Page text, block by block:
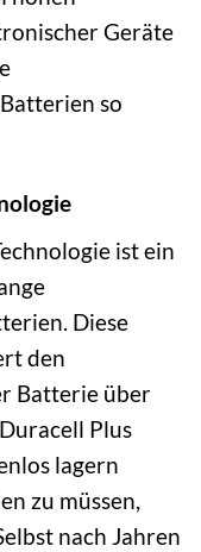
Geräte
so
ist ein
Diese
den
Batterie über
Plus
lagern
zu müssen,
nach Jahren